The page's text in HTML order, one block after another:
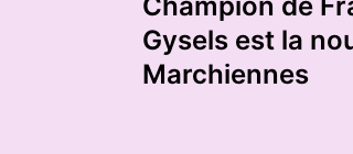
de
Gysels est la
Marchiennes